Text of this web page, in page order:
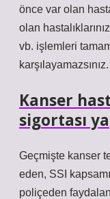
önce var olan
olan
vb. işlemleri
karşılayamazsınız.
Kanser
sigortası
Geçmişte kanser
eden, SSI
poliçeden